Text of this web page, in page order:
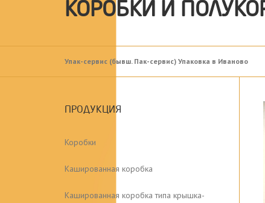
КОРОБКИ И
Упак-сервис (бывш. Пак-сервис) Упаковка в Иваново
ПРОДУКЦИЯ
Коробки
Кашированная коробка
Кашированная коробка типа крышка-